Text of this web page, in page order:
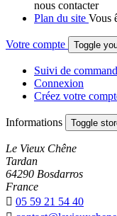
nous contacter
Plan du site Vous
Votre compte Toggle
Suivi de
Connexion
Créez votre
Informations Toggle
Le Vieux Chêne
Tardan
64290 Bosdarros
France
 05 59 21 54 40